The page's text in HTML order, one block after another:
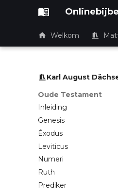
Welkom
Karl August
Oude Testament
Inleiding
Genesis
Éxodus
Leviticus
Numeri
Ruth
Prediker